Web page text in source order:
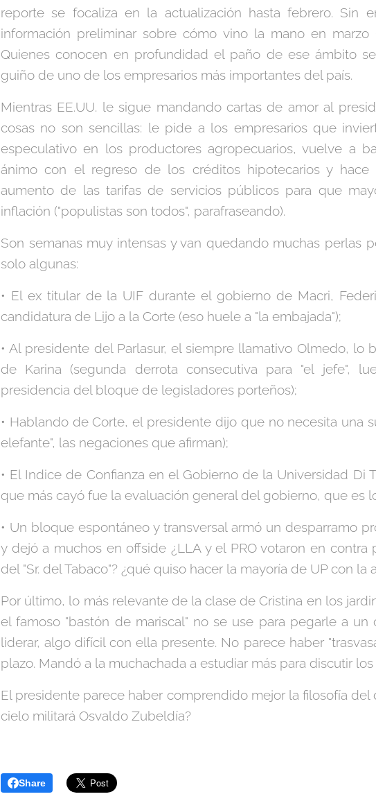
reporte se focaliza en la actualización hasta febrero. Sin
información preliminar sobre cómo vino la mano en
Quienes conocen en profundidad el paño de ese ámbito
guiño de uno de los empresarios más importantes del país.
Mientras EE.UU. le sigue mandando cartas de amor al
cosas no son sencillas: le pide a los empresarios que
especulativo en los productores agropecuarios, vuelve a
ánimo con el regreso de los créditos hipotecarios y hace
aumento de las tarifas de servicios públicos para que
inflación ("populistas son todos", parafraseando).
Son semanas muy intensas y van quedando muchas perlas
solo algunas:
• El ex titular de la UIF durante el gobierno de Macri,
candidatura de Lijo a la Corte (eso huele a "la embajada");
• Al presidente del Parlasur, el siempre llamativo Olmedo, lo
de Karina (segunda derrota consecutiva para "el jefe",
presidencia del bloque de legisladores porteños);
• Hablando de Corte, el presidente dijo que no necesita una
elefante", las negaciones que afirman);
• El Indice de Confianza en el Gobierno de la Universidad Di
que más cayó fue la evaluación general del gobierno, que es
• Un bloque espontáneo y transversal armó un desparramo
y dejó a muchos en offside ¿LLA y el PRO votaron en
del "Sr. del Tabaco"? ¿qué quiso hacer la mayoría de UP con la
Por último, lo más relevante de la clase de Cristina en los
el famoso "bastón de mariscal" no se use para pegarle a un
liderar, algo difícil con ella presente. No parece haber
plazo. Mandó a la muchachada a estudiar más para discutir
El presidente parece haber comprendido mejor la filosofía del
cielo militará Osvaldo Zubeldía?
Share